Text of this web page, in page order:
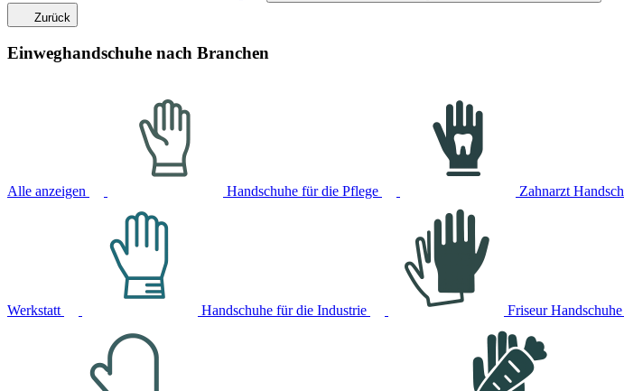
Zurück
Einweghandschuhe nach Branchen
Alle anzeigen Handschuhe für die Pflege Zahnarzt
Werkstatt Handschuhe für die Industrie Friseur Handschuhe